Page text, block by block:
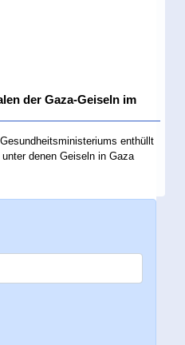
der Gaza-Geiseln im
enthüllt
denen Geiseln in Gaza